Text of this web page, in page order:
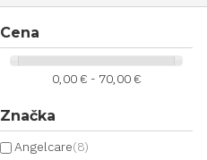
Cena
0,00 € - 70,00 €
Značka
Angelcare(8)